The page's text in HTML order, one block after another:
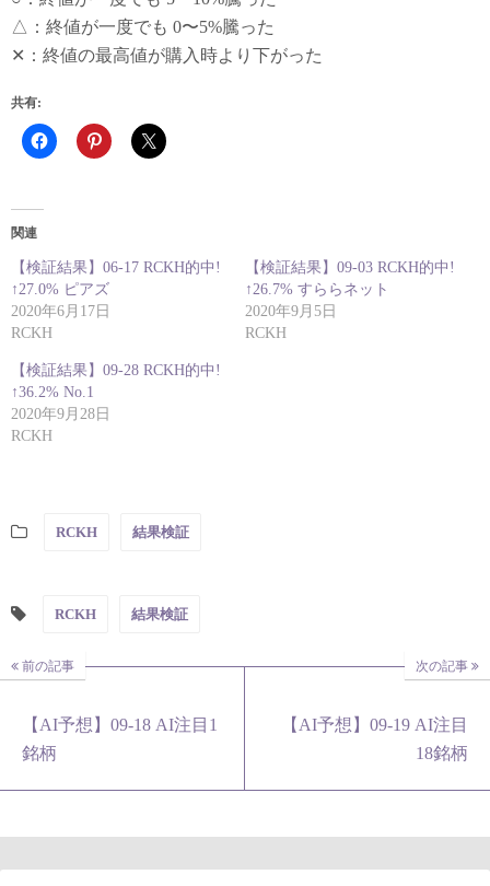
△：終値が一度でも 0〜5%騰った
✕：終値の最高値が購入時より下がった
共有:
関連
【検証結果】06-17 RCKH的中!
↑27.0% ピアズ
2020年6月17日
RCKH
【検証結果】09-03 RCKH的中!
↑26.7% すららネット
2020年9月5日
RCKH
【検証結果】09-28 RCKH的中!
↑36.2% No.1
2020年9月28日
RCKH
RCKH 結果検証
RCKH 結果検証
前の記事
【AI予想】09-18 AI注目1
銘柄
次の記事
【AI予想】09-19 AI注目
18銘柄